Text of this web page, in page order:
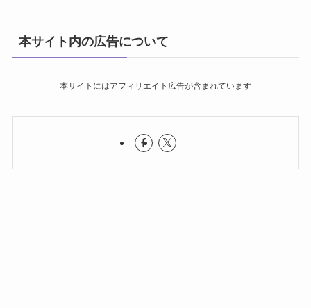
本サイト内の広告について
本サイトにはアフィリエイト広告が含まれています